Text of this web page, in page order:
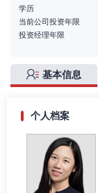
学历
当前公司投资年限
投资经理年限
基本信息
个人档案